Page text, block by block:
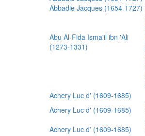
Abbadie Jacques (1654-1727)
Abu Al-Fida Isma'il ibn 'Ali
(1273-1331)
Achery Luc d' (1609-1685)
Achery Luc d' (1609-1685)
Achery Luc d' (1609-1685)